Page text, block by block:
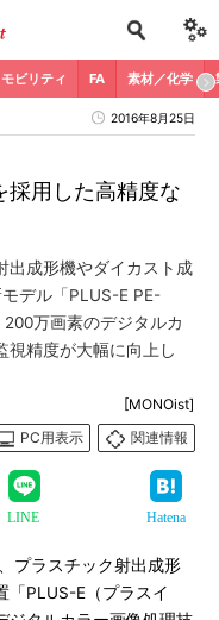
モビリティ FA 素材／化学
2016年8月25日
採用した高精度な
出成形機やダイカスト成
デル「PLUS-E PE-
万画素のデジタルカ
視精度が大幅に向上し
[MONOist]
PC用表示
関連情報
LINE Hatena
プラスチック射出成形
「PLUS-E（プラスイ